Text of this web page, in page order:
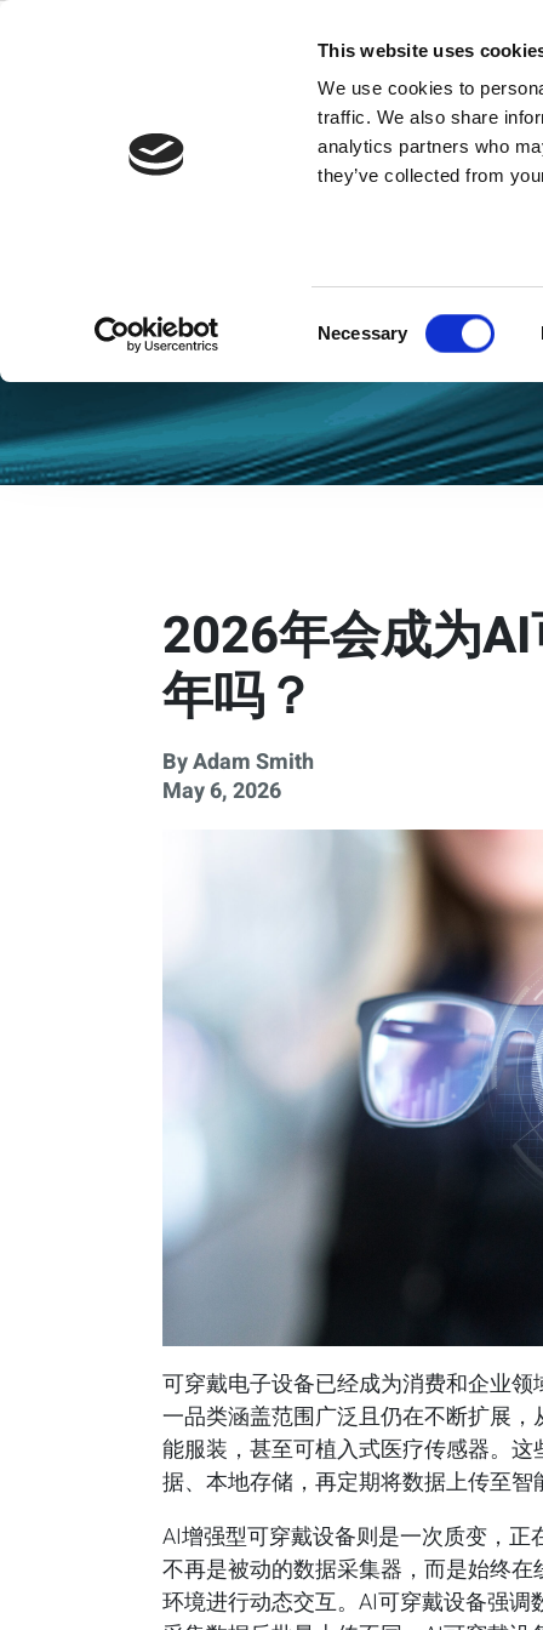
This website uses
We use cookies to
traffic. We also share
analytics partners who
they’ve collected from
Necessary
2026年会成为
年吗？
By Adam Smith
May 6, 2026
可穿戴电子设备已经成为消费和企业
一品类涵盖范围广泛且仍在不断扩展
能服装，甚至可植入式医疗传感器。
据、本地存储，再定期将数据上传至
AI增强型可穿戴设备则是一次质变，
不再是被动的数据采集器，而是始终
环境进行动态交互。AI可穿戴设备强